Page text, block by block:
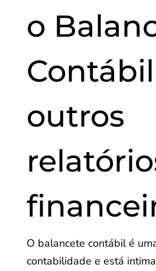
o
outros
O balancete contábil é
contabilidade e está